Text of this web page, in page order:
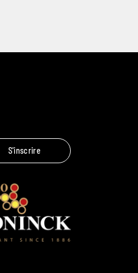
S'inscrire
conseiller